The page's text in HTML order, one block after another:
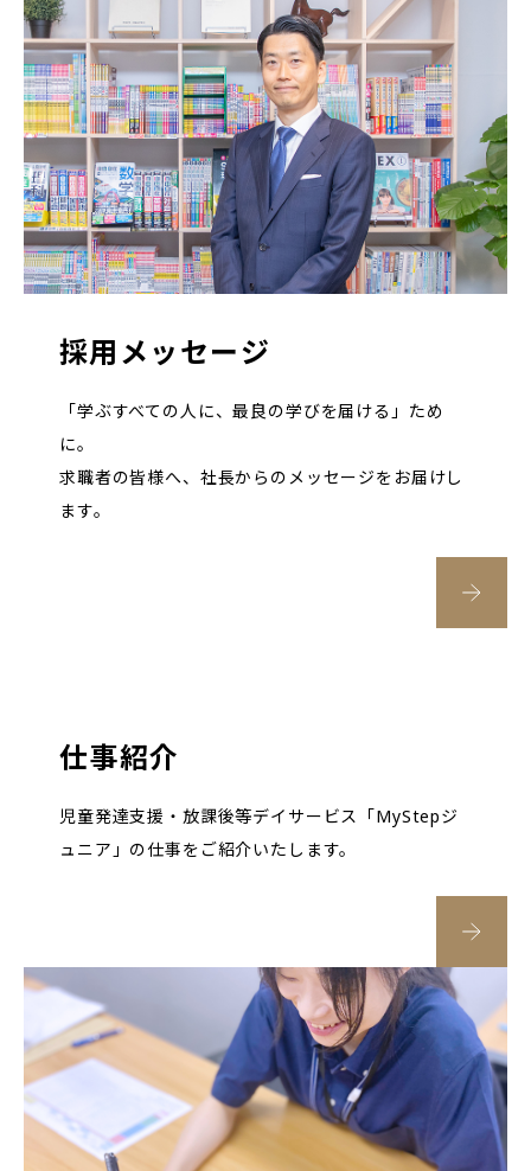
採用メッセージ
「学ぶすべての人に、最良の学びを届ける」ため
に。
求職者の皆様へ、社長からのメッセージをお届けし
ます。
仕事紹介
児童発達支援・放課後等デイサービス「MyStepジ
ュニア」の仕事をご紹介いたします。